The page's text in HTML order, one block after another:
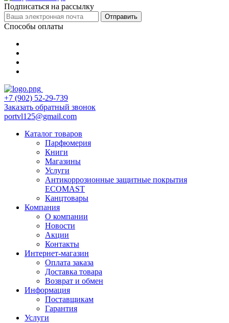
Подписаться на рассылку
Отправить
Способы оплаты
+7 (902) 52-29-739
Заказать обратный звонок
portvl125@gmail.com
Каталог товаров
Парфюмерия
Книги
Магазины
Услуги
Антикоррозионные защитные покрытия
ECOMAST
Канцтовары
Компания
О компании
Новости
Акции
Контакты
Интернет-магазин
Оплата заказа
Доставка товара
Возврат и обмен
Информация
Поставщикам
Гарантия
Услуги